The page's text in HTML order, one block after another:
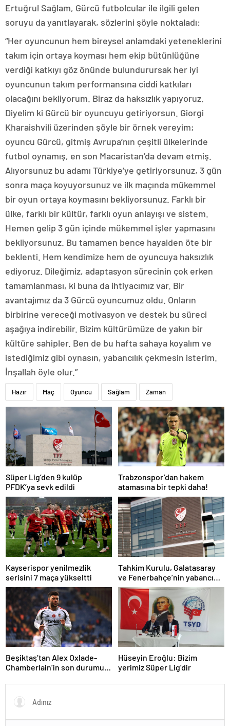
Ertuğrul Sağlam, Gürcü futbolcular ile ilgili gelen
soruyu da yanıtlayarak, sözlerini şöyle noktaladı:
“Her oyuncunun hem bireysel anlamdaki yeteneklerini
takım için ortaya koyması hem ekip bütünlüğüne
verdiği katkıyı göz önünde bulundurursak her iyi
oyuncunun takım performansına ciddi katkıları
olacağını bekliyorum. Biraz da haksızlık yapıyoruz.
Diyelim ki Gürcü bir oyuncuyu getiriyorsun. Giorgi
Kharaishvili üzerinden şöyle bir örnek vereyim;
oyuncu Gürcü, gitmiş Avrupa’nın çeşitli ülkelerinde
futbol oynamış, en son Macaristan’da devam etmiş.
Alıyorsunuz bu adamı Türkiye’ye getiriyorsunuz, 3 gün
sonra maça koyuyorsunuz ve ilk maçında mükemmel
bir oyun ortaya koymasını bekliyorsunuz. Farklı bir
ülke, farklı bir kültür, farklı oyun anlayışı ve sistem.
Hemen gelip 3 gün içinde mükemmel işler yapmasını
bekliyorsunuz. Bu tamamen bence hayalden öte bir
beklenti. Hem kendimize hem de oyuncuya haksızlık
ediyoruz. Dileğimiz, adaptasyon sürecinin çok erken
tamamlanması, ki buna da ihtiyacımız var. Bir
avantajımız da 3 Gürcü oyuncumuz oldu. Onların
birbirine vereceği motivasyon ve destek bu süreci
aşağıya indirebilir. Bizim kültürümüze de yakın bir
kültüre sahipler. Ben de bu hafta sahaya koyalım ve
istediğimiz gibi oynasın, yabancılık çekmesin isterim.
İnşallah öyle olur.”
Hazır Maç Oyuncu Sağlam Zaman
Süper Lig’den 9 kulüp
PFDK’ya sevk edildi
Trabzonspor’dan hakem
atamasına bir tepki daha!
Kayserispor yenilmezlik
serisini 7 maça yükseltti
Tahkim Kurulu, Galatasaray
ve Fenerbahçe’nin yabancı
kuralı itirazını reddetti!
Beşiktaş’tan Alex Oxlade-
Chamberlain’in son durumu
Hüseyin Eroğlu: Bizim
yerimiz Süper Lig’dir